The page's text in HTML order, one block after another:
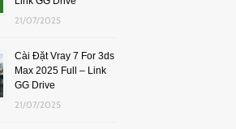
21/07/2025
Cài Đặt Vray 7 For 3ds
Max 2025 Full – Link
GG Drive
21/07/2025